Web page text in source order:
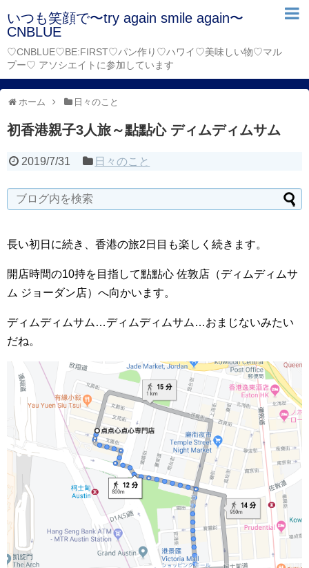
いつも笑顔で〜try again smile again〜
CNBLUE
♡CNBLUE♡BE:FIRST♡パン作り♡ハワイ♡美味しい物♡マル
プー♡ アソシエイトに参加しています
ホーム 日々のこと
初香港親子3人旅～點點心 ディムディムサム
2019/7/31 日々のこと
長い初日に続き、香港の旅2日目も楽しく続きます。
開店時間の10持を目指して點點心 佐敦店（ディムディムサ
ム ジョーダン店）へ向かいます。
ディムディムサム…ディムディムサム…おまじないみたい
だね。